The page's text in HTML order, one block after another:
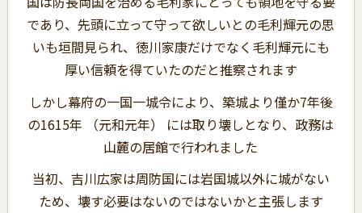
であり、先頭に立って守って欲しいとの毛利輝元の思
いも垣間見られ、徳川家康だけでなく毛利輝元にも
厚い信頼を得ていたのだと推察されます
しかし幕府の一国一城令により、築城より僅か7年後
の1615年 （元和元年） には取り壊しとなり、政務は
山麓の居館で行われました
当初、吉川広家は周防国には岩国城以外に城がない
ため、壊す必要はないのではないかと主張します